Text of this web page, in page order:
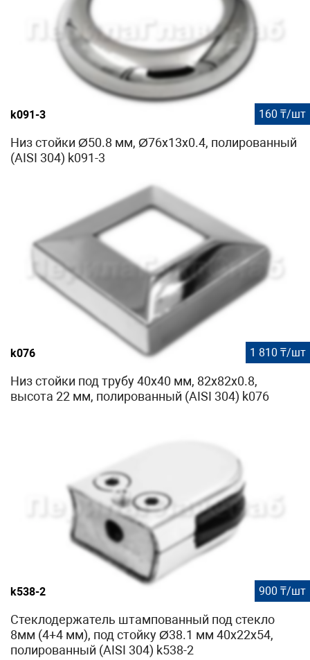
k091-3 160 ₸/шт
Низ стойки Ø50.8 мм, Ø76х13х0.4, полированный
(AISI 304) k091-3
k076 1 810 ₸/шт
Низ стойки под трубу 40х40 мм, 82х82х0.8,
высота 22 мм, полированный (AISI 304) k076
k538-2 900 ₸/шт
Стеклодержатель штампованный под стекло
8мм (4+4 мм), под стойку Ø38.1 мм 40х22х54,
полированный (AISI 304) k538-2